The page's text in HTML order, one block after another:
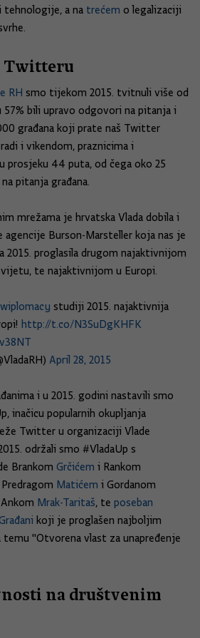
tehnologije, a na trećem o legalizaciji
Twitteru
RH smo tijekom 2015. tvitnuli više od
57% bili upravo odgovori na pitanja i
građana koji prate naš Twitter
i vikendom, praznicima i
prosjeku 44 puta, od čega oko 25
pitanja građana.
mrežama je hrvatska Vlada dobila i
agencije Burson-Marsteller koja nas je
2015. proglasila drugom najaktivnijom
te najaktivnijom u Europi.
studiji 2015. najaktivnija
http://t.co/N3SuDgKHFK
April 28, 2015
i u 2015. godini nastavili smo
inačicu popularnih okupljanja
Twitter u organizaciji Vlade
održali smo #VladaUp s
Brankom Grčićem i Rankom
Matićem i Gordanom
Mrak-Taritaš, te poseban
koji je proglašen najboljim
"Otvorena vlast za unapređenje
na društvenim